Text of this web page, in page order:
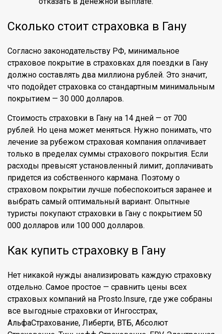
Сколько стоит страховка в Гану
Согласно законодательству РФ, минимальное
страховое покрытие в страховках для поездки в Гану
должно составлять два миллиона рублей. Это значит,
что подойдет страховка со стандартным минимальным
покрытием — 30 000 долларов.
Стоимость страховки в Гану на 14 дней — от 700
рублей. Но цена может меняться. Нужно понимать, что
лечение за рубежом страховая компания оплачивает
только в пределах суммы страхового покрытия. Если
расходы превысят установленный лимит, доплачивать
придется из собственного кармана. Поэтому о
страховом покрытии лучше побеспокоиться заранее и
выбрать самый оптимальный вариант. Опытные
туристы покупают страховки в Гану с покрытием 50
000 долларов или 100 000 долларов.
Как купить страховку в Гану
Нет никакой нужды анализировать каждую страховку
отдельно. Самое простое — сравнить цены всех
страховых компаний на Prosto.Insure, где уже собраны
все выгодные страховки от Ингосстрах,
АльфаСтрахование, Либерти, ВТБ, Абсолют